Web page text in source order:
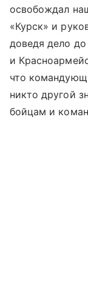
освобождал
«Курск» и
доведя дело
и
что
никто другой
бойцам и